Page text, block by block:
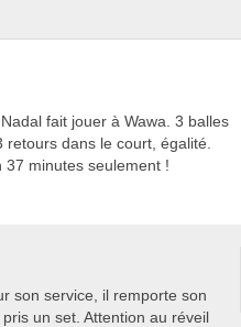
fait jouer à Wawa. 3 balles
dans le court, égalité.
37 minutes seulement !
son service, il remporte son
un set. Attention au réveil